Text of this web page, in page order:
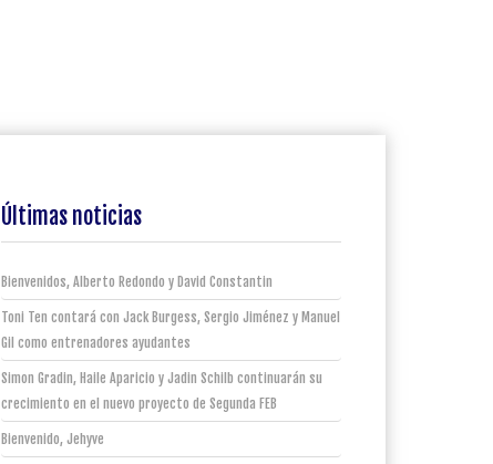
Últimas noticias
Bienvenidos, Alberto Redondo y David Constantin
Toni Ten contará con Jack Burgess, Sergio Jiménez y Manuel
Gil como entrenadores ayudantes
Simon Gradin, Haile Aparicio y Jadin Schilb continuarán su
crecimiento en el nuevo proyecto de Segunda FEB
Bienvenido, Jehyve